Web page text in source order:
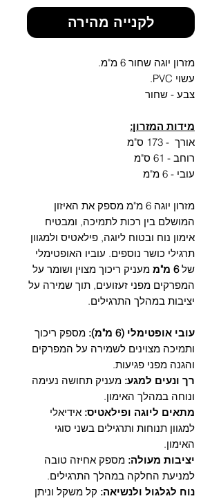
לקנייה מהירה
מזרון יוגה שחור 6 מ"מ.
עשוי PVC.
צבע - שחור
מידות המזרון:
אורך - 173 ס"מ
רוחב - 61 ס"מ
עובי - 6 מ"מ
מזרון יוגה 6 מ"מ מספק את האיזון
המושלם בין רכות לתמיכה, ומבטיח
אימון נוח ובטוח ליוגה, פילאטיס ולמגוון
תרגילי כושר נוספים. עוביו האופטימלי
של6 מ"מ
מעניק ריכוך מצוין ושומר על
המפרקים מפני זעזועים, תוך שמירה על
יציבות במהלך התרגילים.
עובי אופטימלי (6 מ"מ):
מספק ריכוך
ותמיכה מצוינים לשמירה על המפרקים
והגנה מפני פגיעות.
רך ונעים למגע: מעניק תחושה נעימה
ונוחה במהלך האימון.
מתאים ליוגה ופילאטיס: אידיאלי
למגוון תנוחות ותרגילים בשני סוגי
האימון.
יציבות מעולה: מספק אחיזה טובה
למניעת החלקה במהלך התרגילים.
נוח לגלגול ולנשיאה: קל משקל וניתן